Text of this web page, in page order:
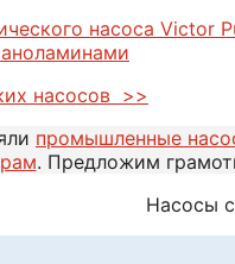
насоса Victor
насосов >>
промышленные
. Предложим
Насосы